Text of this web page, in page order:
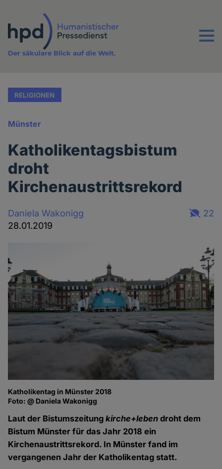
Inhalt
Menu
Der säkulare Blick auf die Welt.
RELIGIONEN
Münster
Katholikentagsbistum
droht
Kirchenaustrittsrekord
Daniela Wakonigg
28.01.2019
22
Katholikentag in Münster 2018
Foto: @ Daniela Wakonigg
Laut der Bistumszeitungkirche+leben droht dem
Bistum Münster für das Jahr 2018 ein
Kirchenaustrittsrekord. In Münster fand im
vergangenen Jahr der Katholikentag statt.